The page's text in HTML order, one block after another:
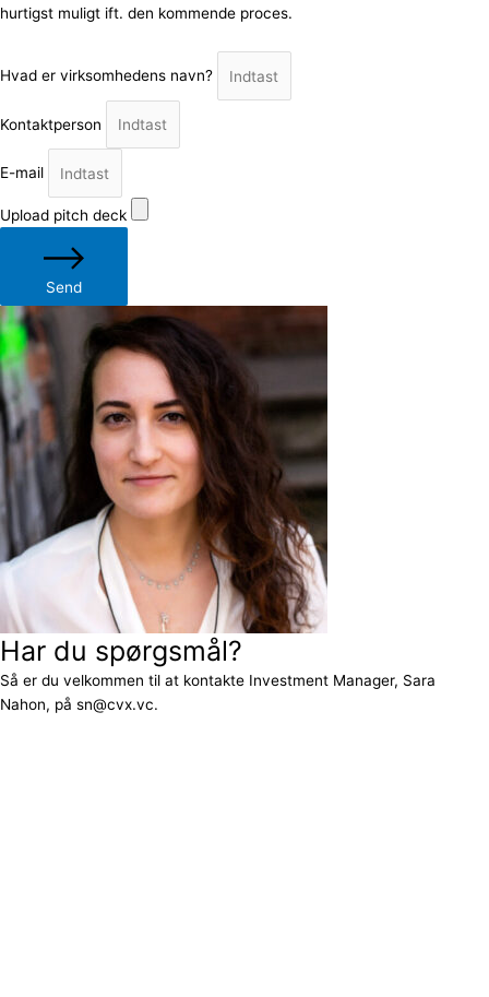
hurtigst muligt ift. den kommende proces.
Hvad er virksomhedens navn?
Kontaktperson
E-mail
Upload pitch deck
Send
Har du spørgsmål?
Så er du velkommen til at kontakte Investment Manager, Sara
Nahon, på sn@cvx.vc.